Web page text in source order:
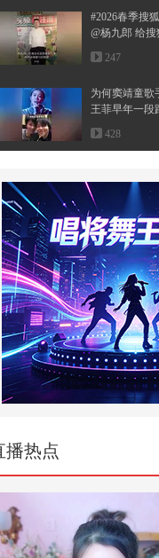
#2026春季搜
@杨九郎 给
~...
247
为何窦靖童歌
王菲早年一段
二...
428
撤人，谈判桌
1,070
美俄外长碰头
一个交代：
230
高血压的危害
压高哪个危害
康...
7,865
借好兄弟的
保持低调，避
4,005
过年了！原来
播热点